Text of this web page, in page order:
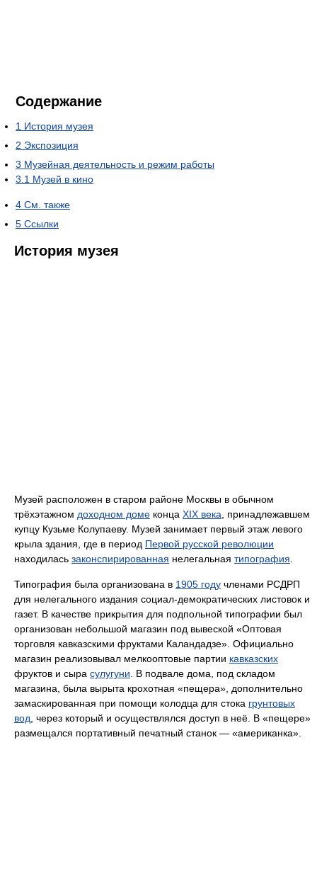
Содержание
1 История музея
2 Экспозиция
3 Музейная деятельность и режим работы
3.1 Музей в кино
4 См. также
5 Ссылки
История музея
Музей расположен в старом районе Москвы в обычном
трёхэтажном доходном доме конца XIX века , принадлежавшем
купцу Кузьме Колупаеву. Музей занимает первый этаж левого
крыла здания, где в период Первой русской революции
находилась законспирированная нелегальная типография
Типография была организована в 1905 году членами РСДРП
для нелегального издания социал-демократических листовок и
газет. В качестве прикрытия для подпольной типографии был
организован небольшой магазин под вывеской «Оптовая
торговля кавказскими фруктами Каландадзе». Официально
магазин реализовывал мелкооптовые партии кавказских
фруктов и сыра сулугуни . В подвале дома, под складом
магазина, была вырыта крохотная «пещера», дополнительно
замаскированная при помощи колодца для стока грунтовых
вод , через который и осуществлялся доступ в неё. В «пещере»
размещался портативный печатный станок — «американка».